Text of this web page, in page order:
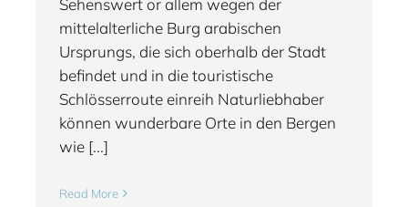
Sehenswert or allem wegen der
mittelalterliche Burg arabischen
Ursprungs, die sich oberhalb der Stadt
befindet und in die touristische
Schlösserroute einreih Naturliebhaber
können wunderbare Orte in den Bergen
wie [...]
Read More